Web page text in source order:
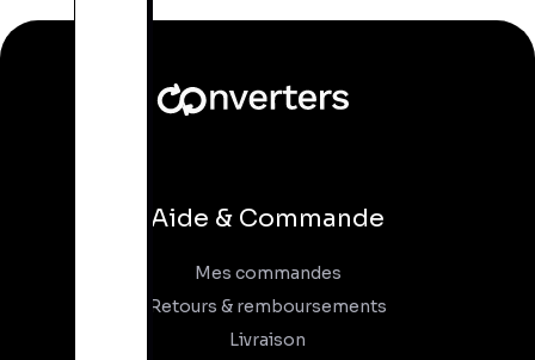
Aide & Commande
Mes commandes
Retours & remboursements
Livraison